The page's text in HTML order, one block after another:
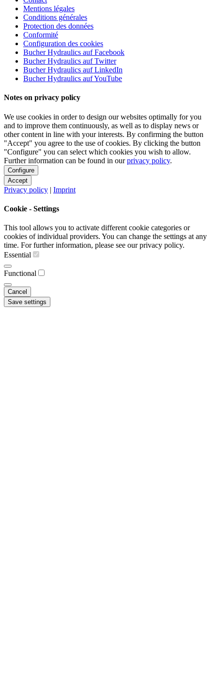
Mentions légales
Conditions générales
Protection des données
Conformité
Configuration des cookies
Bucher Hydraulics auf Facebook
Bucher Hydraulics auf Twitter
Bucher Hydraulics auf LinkedIn
Bucher Hydraulics auf YouTube
Notes on privacy policy
We use cookies in order to design our websites optimally for you
and to improve them continuously, as well as to display news or
other content in line with your interests. By confirming the button
"Accept" you agree to the use of cookies. By clicking the button
"Configure" you can select which cookies you wish to allow.
Further information can be found in ourprivacy policy.
Configure
Accept
Privacy policy | Imprint
Cookie - Settings
This tool allows you to activate different cookie categories or
cookies of individual providers. You can change the settings at any
time. For further information, please see our privacy policy.
Essential
Functional
Cancel
Save settings